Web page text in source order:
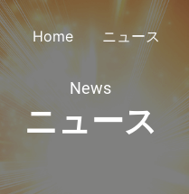
Home ニュース
News
ニュース